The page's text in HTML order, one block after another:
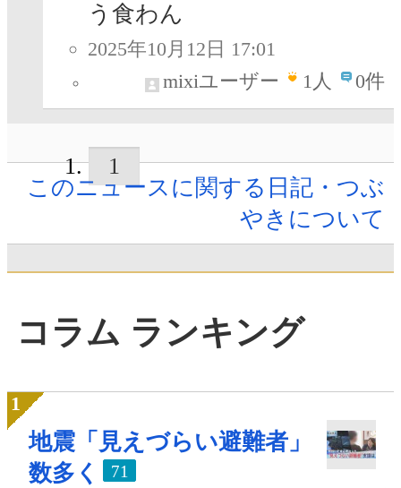
う食わん
2025年10月12日 17:01
mixiユーザー
1人 0件
1
このニュースに関する日記・つぶ
やきについて
コラム ランキング
地震「見えづらい避難者」
数多く
71